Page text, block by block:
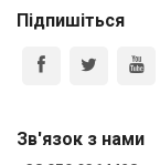
Підпишіться
Зв'язок з нами